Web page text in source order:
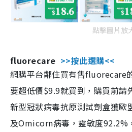
點擊圖片放
fluorecare >>按此選購<<
網購平台鄰住買有售fluorecare
要超低價$9.9就買到，購買前請
新型冠狀病毒抗原測試劑盒獲
及Omicorn病毒，靈敏度92.2%